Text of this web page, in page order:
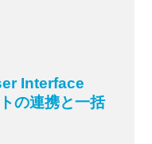
Interface
の連携と一括